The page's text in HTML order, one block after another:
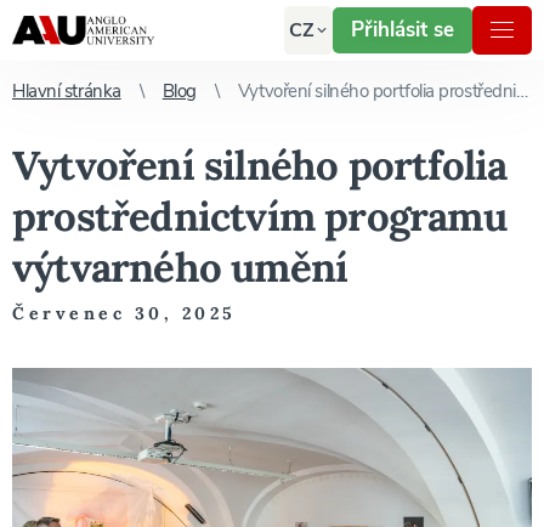
CZ Přihlásit se
Hlavní stránka Blog Vytvoření silného portfolia prostřednictvím programu výtvarného umění
Vytvoření silného portfolia
prostřednictvím programu
výtvarného umění
Červenec 30, 2025